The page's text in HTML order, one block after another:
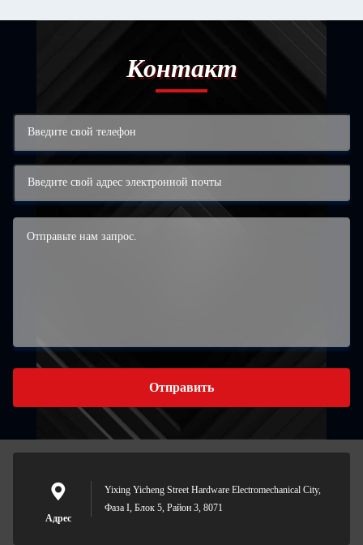
Контакт
Отправить
Адрес
Yixing Yicheng Street Hardware Electromechanical City,
Фаза I, Блок 5, Район 3, 8071